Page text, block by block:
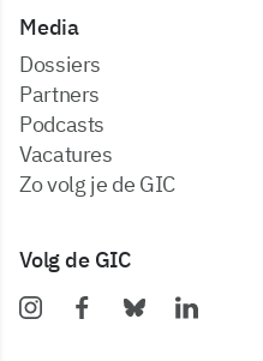
Media
dossiers
partners
podcasts
vacatures
zo volg je de GIC
Volg de GIC